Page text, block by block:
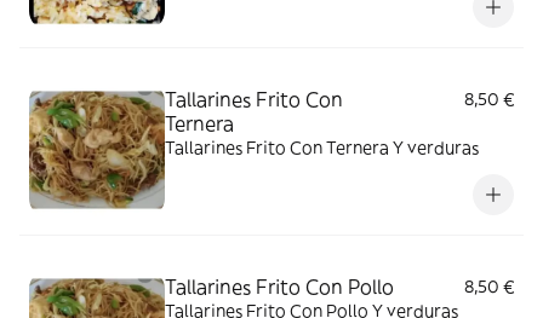
Tallarines Frito Con
Ternera
8,50 €
Tallarines Frito Con Ternera Y verduras
Tallarines Frito Con Pollo
8,50 €
Tallarines Frito Con Pollo Y verduras